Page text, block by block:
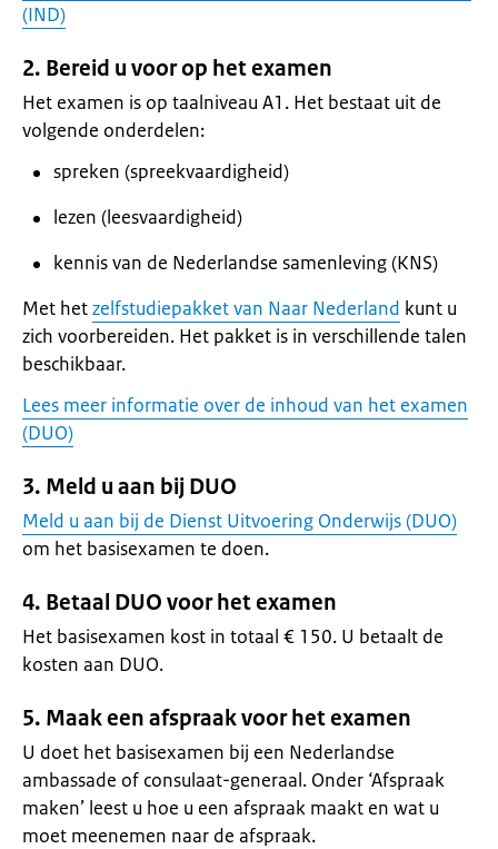
(IND)
2. Bereid u voor op het examen
Het examen is op taalniveau A1. Het bestaat uit de
volgende onderdelen:
spreken (spreekvaardigheid)
lezen (leesvaardigheid)
kennis van de Nederlandse samenleving (KNS)
Met hetzelfstudiepakket van Naar Nederland kunt u
zich voorbereiden. Het pakket is in verschillende talen
beschikbaar.
Lees meer informatie over de inhoud van het examen
(DUO)
3. Meld u aan bij DUO
Meld u aan bij de Dienst Uitvoering Onderwijs (DUO)
om het basisexamen te doen.
4. Betaal DUO voor het examen
Het basisexamen kost in totaal € 150. U betaalt de
kosten aan DUO.
5. Maak een afspraak voor het examen
U doet het basisexamen bij een Nederlandse
ambassade of consulaat-generaal. Onder ‘Afspraak
maken’ leest u hoe u een afspraak maakt en wat u
moet meenemen naar de afspraak.